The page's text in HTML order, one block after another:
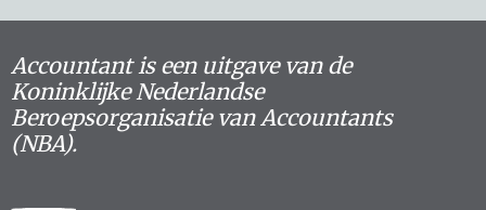
Accountant is een uitgave van de
Koninklijke Nederlandse
Beroepsorganisatie van Accountants
(NBA).